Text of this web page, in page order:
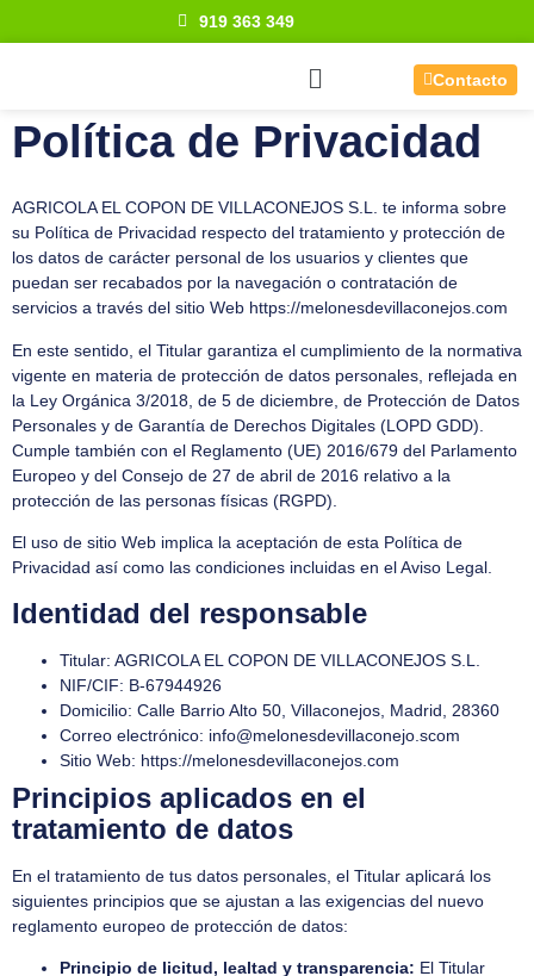
919 363 349
Contacto
Política de Privacidad
AGRICOLA EL COPON DE VILLACONEJOS S.L. te informa sobre
su Política de Privacidad respecto del tratamiento y protección de
los datos de carácter personal de los usuarios y clientes que
puedan ser recabados por la navegación o contratación de
servicios a través del sitio Web https://melonesdevillaconejos.com
En este sentido, el Titular garantiza el cumplimiento de la normativa
vigente en materia de protección de datos personales, reflejada en
la Ley Orgánica 3/2018, de 5 de diciembre, de Protección de Datos
Personales y de Garantía de Derechos Digitales (LOPD GDD).
Cumple también con el Reglamento (UE) 2016/679 del Parlamento
Europeo y del Consejo de 27 de abril de 2016 relativo a la
protección de las personas físicas (RGPD).
El uso de sitio Web implica la aceptación de esta Política de
Privacidad así como las condiciones incluidas en el Aviso Legal.
Identidad del responsable
Titular: AGRICOLA EL COPON DE VILLACONEJOS S.L.
NIF/CIF: B-67944926
Domicilio: Calle Barrio Alto 50, Villaconejos, Madrid, 28360
Correo electrónico: info@melonesdevillaconejo.scom
Sitio Web: https://melonesdevillaconejos.com
Principios aplicados en el
tratamiento de datos
En el tratamiento de tus datos personales, el Titular aplicará los
siguientes principios que se ajustan a las exigencias del nuevo
reglamento europeo de protección de datos:
Principio de licitud, lealtad y transparencia: El Titular